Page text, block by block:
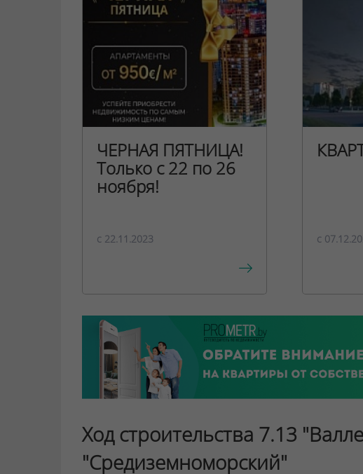
ЧЕРНАЯ ПЯТНИЦА!
Только с 22 по 26
ноября!
c 22.11.2023 c
Ход строительства 7.13
"Средиземноморский"